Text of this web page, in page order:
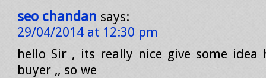
seo chandan says:
29/04/2014 at 12:30 pm
hello Sir , its really nice give some idea
buyer ,, so we